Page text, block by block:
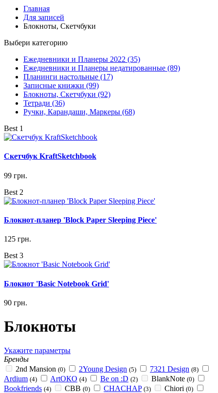
Главная
Для записей
Блокноты, Скетчбуки
Выбери категорию
Ежедневники и Планеры 2022 (35)
Ежедневники и Планеры недатированные (89)
Планинги настольные (17)
Записные книжки (99)
Блокноты, Скетчбуки (92)
Тетради (36)
Ручки, Карандаши, Маркеры (68)
Best 1
Скетчбук KraftSketchbook
99 грн.
Best 2
Блокнот-планер 'Block Paper Sleeping Piece'
125 грн.
Best 3
Блокнот 'Basic Notebook Grid'
90 грн.
Блокноты
Укажите параметры
Бренды
2nd Mansion (0) 2Young Design (5) 7321 Design (8)
Ardium (4) ArtОКО (4) Be on :D (2) BlankNote (0)
Bookfriends (4) CBB (0) CHACHAP (3) Chiori (0)